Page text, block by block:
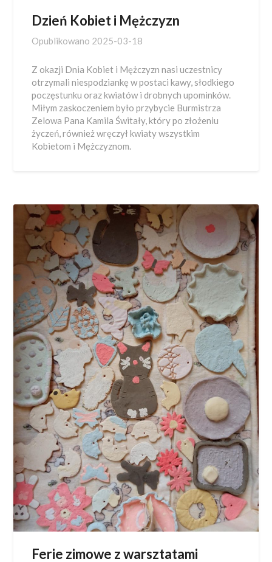
Dzień Kobiet i Mężczyzn
Opublikowano 2025-03-18
Z okazji Dnia Kobiet i Mężczyzn nasi uczestnicy
otrzymali niespodziankę w postaci kawy, słodkiego
poczęstunku oraz kwiatów i drobnych upominków.
Miłym zaskoczeniem było przybycie Burmistrza
Zelowa Pana Kamila Świtały, który po złożeniu
życzeń, również wręczył kwiaty wszystkim
Kobietom i Mężczyznom.
Ferie zimowe z warsztatami